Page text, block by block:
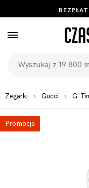
Zegarki Gucci G-
Promocja